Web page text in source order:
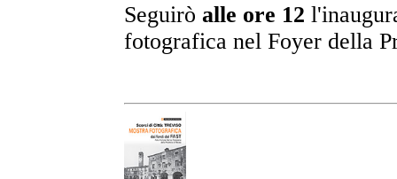
Seguirò alle ore 12
fotografica nel Foyer della